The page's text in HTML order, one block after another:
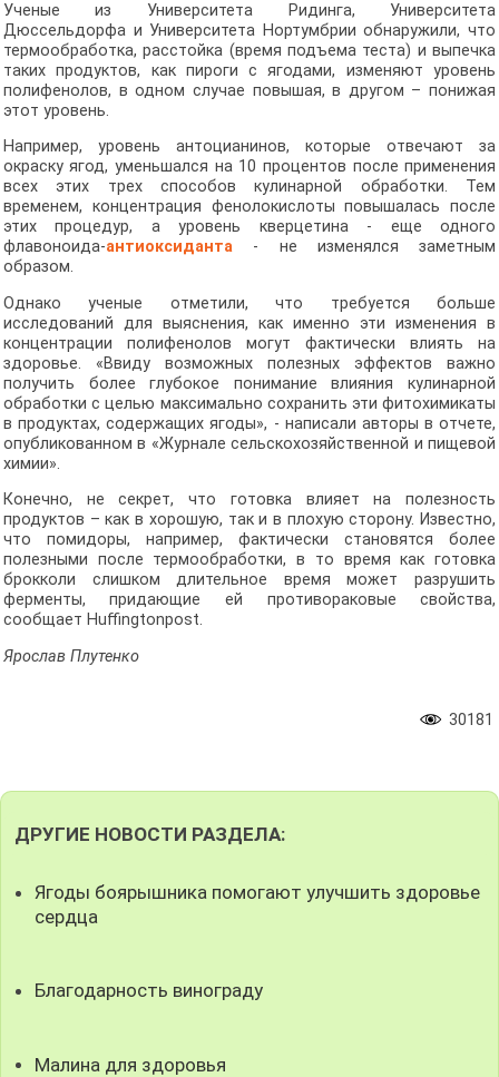
Ученые из Университета Ридинга, Университета
Дюссельдорфа и Университета Нортумбрии обнаружили, что
термообработка, расстойка (время подъема теста) и выпечка
таких продуктов, как пироги с ягодами, изменяют уровень
полифенолов, в одном случае повышая, в другом – понижая
этот уровень.
Например, уровень антоцианинов, которые отвечают за
окраску ягод, уменьшался на 10 процентов после применения
всех этих трех способов кулинарной обработки. Тем
временем, концентрация фенолокислоты повышалась после
этих процедур, а уровень кверцетина - еще одного
флавоноида-антиоксиданта- не изменялся заметным
образом.
Однако ученые отметили, что требуется больше
исследований для выяснения, как именно эти изменения в
концентрации полифенолов могут фактически влиять на
здоровье. «Ввиду возможных полезных эффектов важно
получить более глубокое понимание влияния кулинарной
обработки с целью максимально сохранить эти фитохимикаты
в продуктах, содержащих ягоды», - написали авторы в отчете,
опубликованном в «Журнале сельскохозяйственной и пищевой
химии».
Конечно, не секрет, что готовка влияет на полезность
продуктов – как в хорошую, так и в плохую сторону. Известно,
что помидоры, например, фактически становятся более
полезными после термообработки, в то время как готовка
брокколи слишком длительное время может разрушить
ферменты, придающие ей противораковые свойства,
сообщает Huffingtonpost.
Ярослав Плутенко
30181
ДРУГИЕ НОВОСТИ РАЗДЕЛА:
Ягоды боярышника помогают улучшить здоровье
сердца
Благодарность винограду
Малина для здоровья